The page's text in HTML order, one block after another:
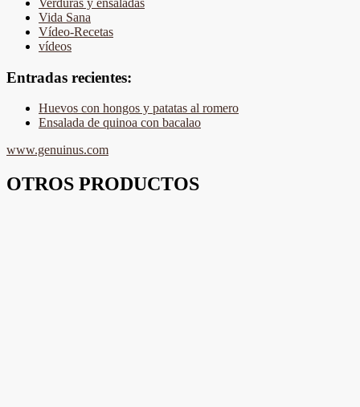
Verduras y ensaladas
Vida Sana
Vídeo-Recetas
vídeos
Entradas recientes:
Huevos con hongos y patatas al romero
Ensalada de quinoa con bacalao
www.genuinus.com
OTROS PRODUCTOS